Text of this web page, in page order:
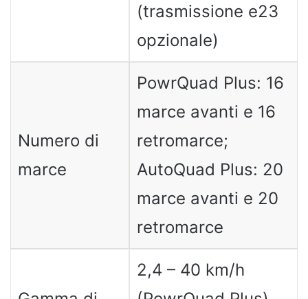
(trasmissione e23
opzionale)
Numero di
marce
PowrQuad Plus: 16
marce avanti e 16
retromarce;
AutoQuad Plus: 20
marce avanti e 20
retromarce
2,4 – 40 km/h